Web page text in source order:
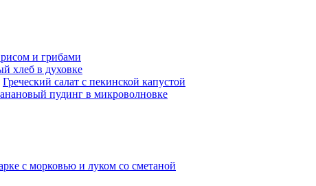
и грибами
хлеб в духовке
Греческий салат с пекинской капустой
пудинг в микроволновке
с морковью и луком со сметаной